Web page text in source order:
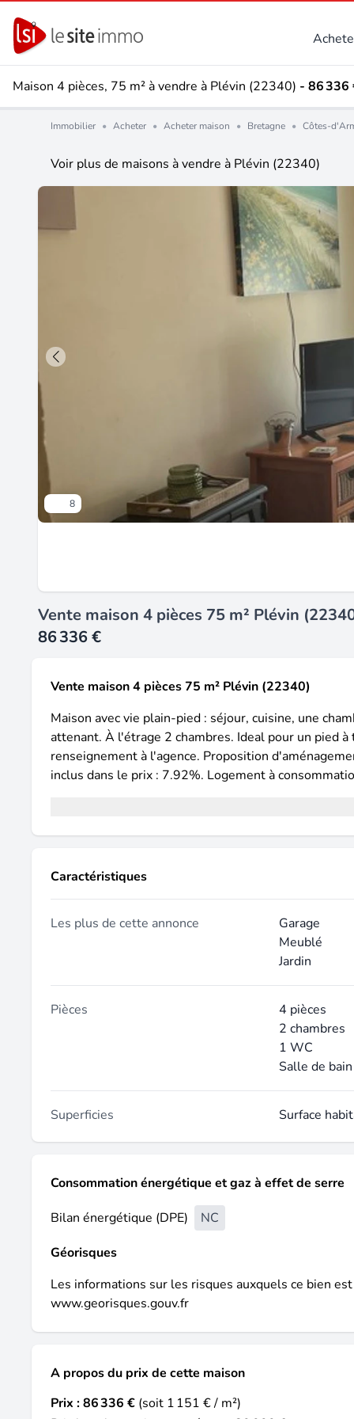
Maison 4 pièces, 75 m² à vendre à Plévin (22340) - 86 336
Immobilier • Acheter • Acheter maison • Bretagne • Côtes-
Voir plus de maisons à vendre à Plévin (22340)
8
Vente maison 4 pièces 75 m² Plévin
86 336 €
Vente maison 4 pièces 75 m² Plévin (22340)
Maison avec vie plain-pied : séjour, cuisine, une
attenant. À l'étrage 2 chambres. Ideal pour un pied
renseignement à l'agence. Proposition
inclus dans le prix : 7.92%. Logement à
Caractéristiques
Les plus de cette annonce
Garage
Meublé
Jardin
Pièces
4 pièces
2 chambres
1 WC
Salle de bain
Superficies Surface
Consommation énergétique et gaz à effet de serre
Bilan énergétique (DPE)
NC
Géorisques
Les informations sur les risques auxquels ce bien
www.georisques.gouv.fr
A propos du prix de cette maison
Prix :86 336 € (soit 1 151 € / m²)